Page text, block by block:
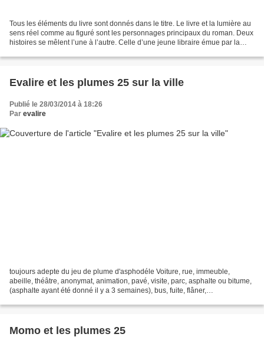
Tous les éléments du livre sont donnés dans le titre. Le livre et la lumière au
sens réel comme au figuré sont les personnages principaux du roman. Deux
histoires se mêlent l’une à l’autre. Celle d’une jeune libraire émue par la
Evalire et les plumes 25 sur la ville
Publié le 28/03/2014 à 18:26
Par evalire
toujours adepte du jeu de plume d'asphodéle Voiture, rue, immeuble,
abeille, théâtre, anonymat, animation, pavé, visite, parc, asphalte ou bitume,
(asphalte ayant été donné il y a 3 semaines), bus, fuite, flâner,
Momo et les plumes 25